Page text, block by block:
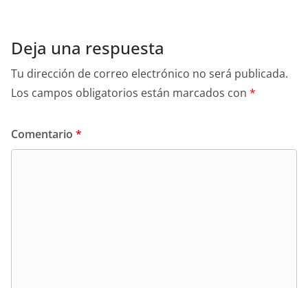
Deja una respuesta
Tu dirección de correo electrónico no será publicada.
Los campos obligatorios están marcados con *
Comentario *